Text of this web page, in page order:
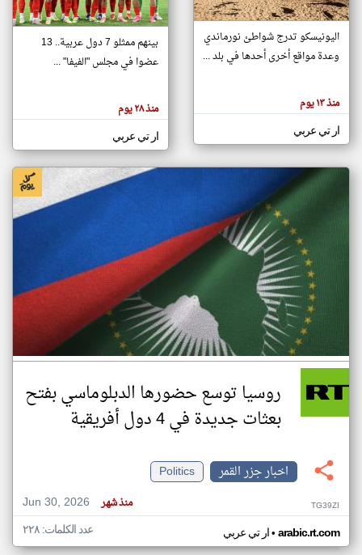
تغيير الدولة
اخبار جزر القمر على مدار الساعة
أهم اخبار جزر القمر العاجلة والمباشرة
هنا عن
وجهة
كاتبيها.
اليونيسكو تدرج شواطئ نورماندي
وعدة مواقع أخرى أحدها في بلد ...
منذ ١٣ يوم
ار تي عربي
بينهم ممثلو 7 دول عربية.. 13
عضوا في مجلس "الفيفا" ...
منذ ٢٨ يوم
ار تي عربي
روسيا توسع حضورها الدبلوماسي بفتح
بعثات جديدة في 4 دول أفريقية
اخبار جزر القمر
Politics
Jun 30, 2026
منذ شهر TG39ZI
ار تي عربي• arabic.rt.com عدد الكلمات: ٢٢٨
klyoum.com